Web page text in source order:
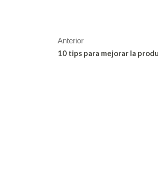
Anterior
10 tips para mejorar la